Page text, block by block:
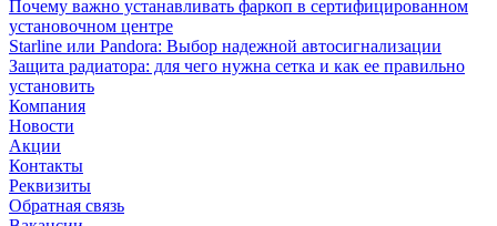
Почему важно устанавливать фаркоп в сертифицированном
установочном центре
Starline или Pandora: Выбор надежной автосигнализации
Защита радиатора: для чего нужна сетка и как ее правильно
установить
Компания
Новости
Акции
Контакты
Реквизиты
Обратная связь